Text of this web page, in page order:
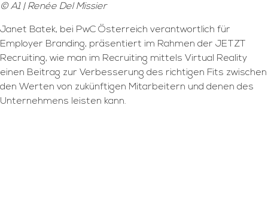
© A1 | Renée Del Missier
Janet Batek, bei PwC Österreich verantwortlich für
Employer Branding, präsentiert im Rahmen der JETZT
Recruiting, wie man im Recruiting mittels Virtual Reality
einen Beitrag zur Verbesserung des richtigen Fits zwischen
den Werten von zukünftigen Mitarbeitern und denen des
Unternehmens leisten kann.